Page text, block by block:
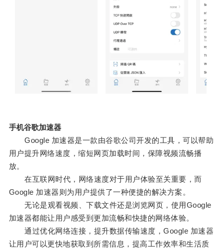
手机谷歌加速器
Google 加速器是一款由谷歌公司开发的工具，可以帮助
用户提升网络速度，缩短网页加载时间，保障视频流畅播
放。
在互联网时代，网络速度对于用户体验至关重要，而
Google 加速器则为用户提供了一种便捷的解决方案。
无论是观看视频、下载文件还是浏览网页，使用Google
加速器都能让用户感受到更加流畅和快捷的网络体验。
通过优化网络连接，提升数据传输速度，Google 加速器
让用户可以更快地获取到所需信息，提高工作效率和生活质